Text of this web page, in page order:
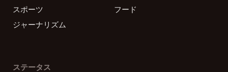
スポーツ
フード
ジャーナリズム
ステータス